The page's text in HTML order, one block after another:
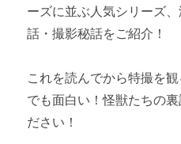
ーズに並ぶ人気シリーズ
話・撮影秘話をご紹介！
これを読んでから特撮を
でも面白い！怪獣たちの
ださい！